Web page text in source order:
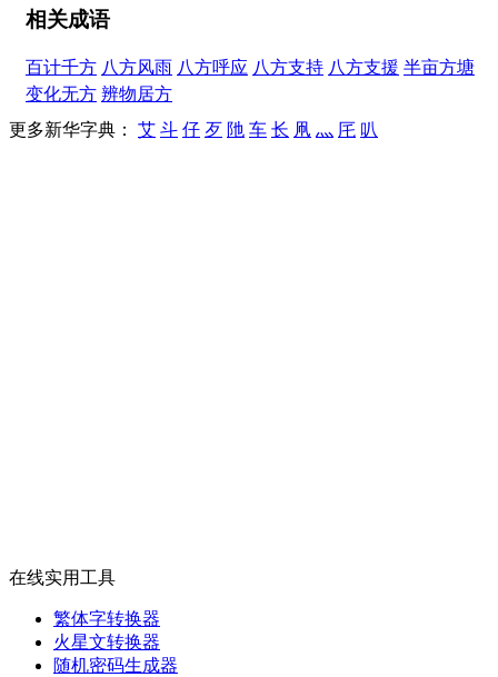
相关成语
百计千方 八方风雨 八方呼应 八方支持 八方支援 半亩方塘
变化无方 辨物居方
更多新华字典： 艾 斗 仔 歹 阤 车 长 凧 灬 厇 叭
在线实用工具
繁体字转换器
火星文转换器
随机密码生成器